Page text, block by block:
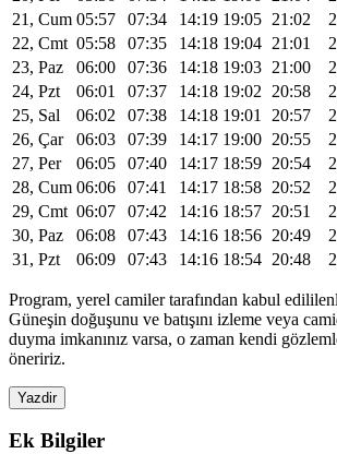
21, Cum 05:57 07:34 14:19 19:05 21:02
22, Cmt 05:58 07:35 14:18 19:04 21:01
23, Paz
06:00 07:36 14:18 19:03 21:00
24, Pzt
06:01 07:37 14:18 19:02 20:58
25, Sal
06:02 07:38 14:18 19:01 20:57
26, Çar
06:03 07:39 14:17 19:00 20:55
27, Per
06:05 07:40 14:17 18:59 20:54
28, Cum 06:06 07:41 14:17 18:58 20:52
29, Cmt 06:07 07:42 14:16 18:57 20:51
30, Paz
06:08 07:43 14:16 18:56 20:49
31, Pzt
06:09 07:43 14:16 18:54 20:48
Program, yerel camiler tarafından kabul
Güneşin doğuşunu ve batışını izleme veya
duyma imkanınız varsa, o zaman kendi
öneririz.
Yazdir
Ek Bilgiler